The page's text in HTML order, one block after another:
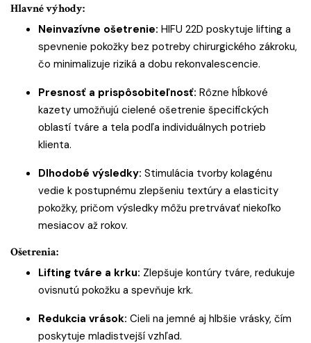
Hlavné výhody:
Neinvazívne ošetrenie: HIFU 22D poskytuje lifting a
spevnenie pokožky bez potreby chirurgického zákroku,
čo minimalizuje riziká a dobu rekonvalescencie.
Presnosť a prispôsobiteľnosť: Rôzne hĺbkové
kazety umožňujú cielené ošetrenie špecifických
oblastí tváre a tela podľa individuálnych potrieb
klienta.
Dlhodobé výsledky: Stimulácia tvorby kolagénu
vedie k postupnému zlepšeniu textúry a elasticity
pokožky, pričom výsledky môžu pretrvávať niekoľko
mesiacov až rokov.
Ošetrenia:
Lifting tváre a krku: Zlepšuje kontúry tváre, redukuje
ovisnutú pokožku a spevňuje krk.
Redukcia vrások: Cieli na jemné aj hlbšie vrásky, čím
poskytuje mladistvejší vzhľad.